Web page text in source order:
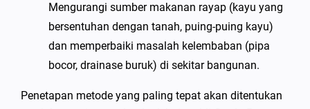
Mengurangi sumber makanan rayap (kayu yang
bersentuhan dengan tanah, puing-puing kayu)
dan memperbaiki masalah kelembaban (pipa
bocor, drainase buruk) di sekitar bangunan.
Penetapan metode yang paling tepat akan ditentukan